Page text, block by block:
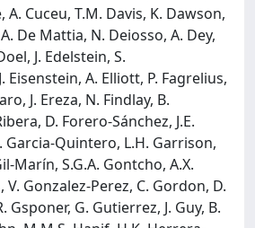
A. Cuceu, T.M. Davis, K. Dawson,
De Mattia, N. Deiosso, A. Dey,
J. Edelstein, S.
Eisenstein, A. Elliott, P. Fagrelius,
J. Ereza, N. Findlay, B.
D. Forero-Sánchez, J.E.
Garcia-Quintero, L.H. Garrison,
Marín, S.G.A. Gontcho, A.X.
Gonzalez-Perez, C. Gordon, D.
Gsponer, G. Gutierrez, J. Guy, B.